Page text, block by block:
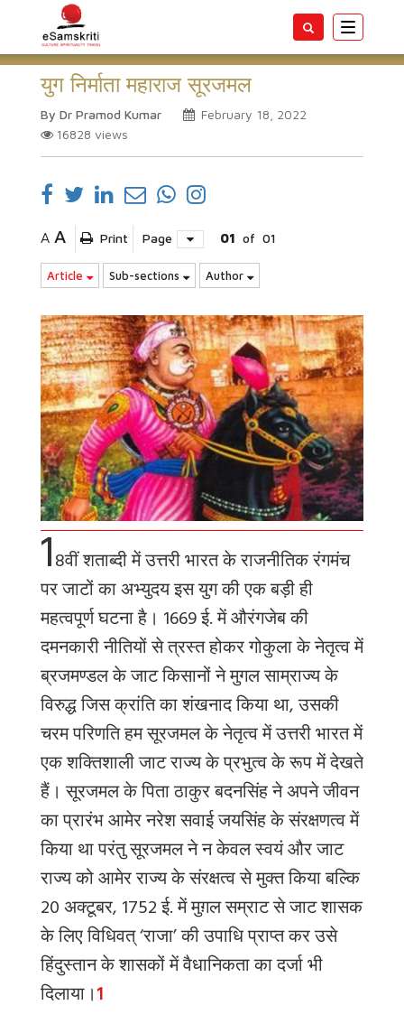
Toggle
युग निर्माता महाराज सूरजमल
By Dr Pramod Kumar
February 18, 2022
16828 views
A A Print Page 01 of 01
Article Sub-sections Author
18वीं शताब्दी में उत्तरी भारत के राजनीतिक रंगमंच
पर जाटों का अभ्युदय इस युग की एक बड़ी ही
महत्वपूर्ण घटना है। 1669 ई. में औरंगजेब की
दमनकारी नीतियों से त्रस्त होकर गोकुला के नेतृत्व में
ब्रजमण्डल के जाट किसानों ने मुगल साम्राज्य के
विरुद्ध जिस क्रांति का शंखनाद किया था, उसकी
चरम परिणति हम सूरजमल के नेतृत्व में उत्तरी भारत में
एक शक्तिशाली जाट राज्य के प्रभुत्व के रूप में देखते
हैं। सूरजमल के पिता ठाकुर बदनसिंह ने अपने जीवन
का प्रारंभ आमेर नरेश सवाई जयसिंह के संरक्षणत्व में
किया था परंतु सूरजमल ने न केवल स्वयं और जाट
राज्य को आमेर राज्य के संरक्षत्व से मुक्त किया बल्कि
20 अक्टूबर, 1752 ई. में मुग़ल सम्राट से जाट शासक
के लिए विधिवत् ‘राजा’ की उपाधि प्राप्त कर उसे
हिंदुस्तान के शासकों में वैधानिकता का दर्जा भी
दिलाया।1